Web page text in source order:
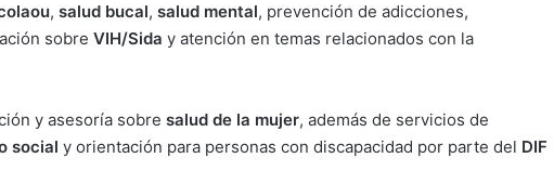
, salud bucal, salud mental, prevención de adicciones,
sobre VIH/Sida y atención en temas relacionados con la
y asesoría sobre salud de la mujer, además de servicios de
social y orientación para personas con discapacidad por parte del DIF